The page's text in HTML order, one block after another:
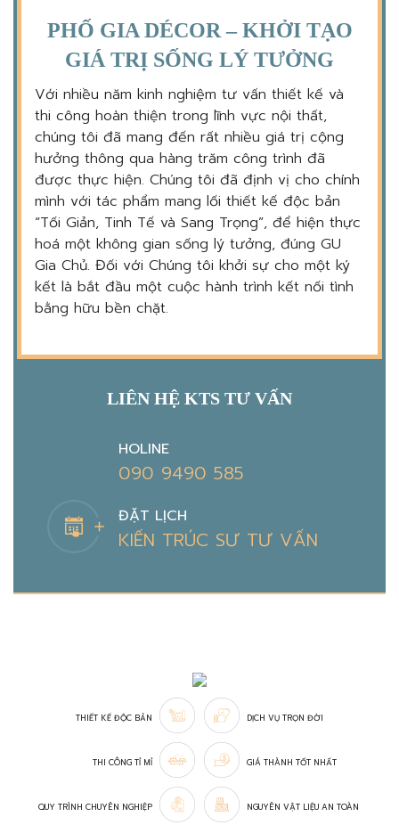
PHỐ GIA DÉCOR – KHỞI TẠO
GIÁ TRỊ SỐNG LÝ TƯỞNG
Với nhiều năm kinh nghiệm tư vấn thiết kế và
thi công hoàn thiện trong lĩnh vực nội thất,
chúng tôi đã mang đến rất nhiều giá trị cộng
hưởng thông qua hàng trăm công trình đã
được thực hiện. Chúng tôi đã định vị cho chính
mình với tác phẩm mang lối thiết kế độc bản
“Tối Giản, Tinh Tế và Sang Trọng”, để hiện thực
hoá một không gian sống lý tưởng, đúng GU
Gia Chủ. Đối với Chúng tôi khởi sự cho một ký
kết là bắt đầu một cuộc hành trình kết nối tình
bằng hữu bền chặt.
LIÊN HỆ KTS TƯ VẤN
HOLINE
090 9490 585
ĐẶT LỊCH
KIẾN TRÚC SƯ TƯ VẤN
THIẾT KẾ ĐỘC BẢN
THI CÔNG TỈ MỈ
QUY TRÌNH CHUYÊN NGHIỆP
DỊCH VỤ TRỌN ĐỜI
GIÁ THÀNH TỐT NHẤT
NGUYÊN VẬT LIỆU AN TOÀN